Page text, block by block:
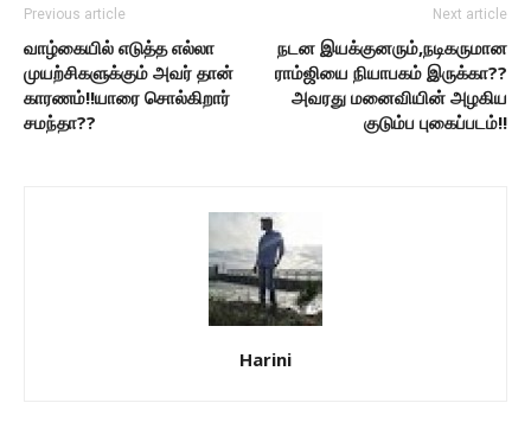
Previous article
வாழ்கையில் எடுத்த எல்லா
முயற்சிகளுக்கும் அவர் தான்
காரணம்!!யாரை சொல்கிறார்
சமந்தா??
Next article
நடன இயக்குனரும்,நடிகருமான
ராம்ஜியை நியாபகம் இருக்கா??
அவரது மனைவியின் அழகிய
குடும்ப புகைப்படம்!!
Harini